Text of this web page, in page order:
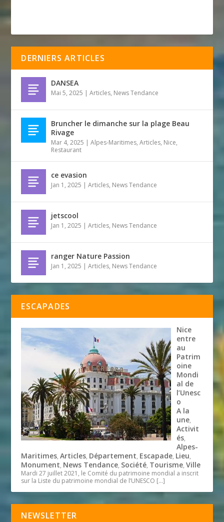
DERNIERS ARTICLES
DANSEA
Mai 5, 2025 |Articles, News Tendance
Bruncher le dimanche sur la plage Beau
Rivage
Mar 4, 2025 |Alpes-Maritimes,Articles, Nice,
Restaurant
ce evasion
Jan 1, 2025 |Articles, News Tendance
jetscool
Jan 1, 2025 |Articles, News Tendance
ranger Nature Passion
Jan 1, 2025 |Articles, News Tendance
ESCAPADES
Nice
entre
au
Patrim
oine
Mondi
al de
l’Unesc
o
A la
une,
Activit
és,
Alpes-
Maritimes,Articles, Département, Escapade, Lieu,
Monument, News Tendance, Société, Tourisme,Ville
Mardi 27 juillet 2021, le Comité du patrimoine mondial a inscrit
sur la Liste du patrimoine mondial de l’UNESCO […]
NEWSLETTER